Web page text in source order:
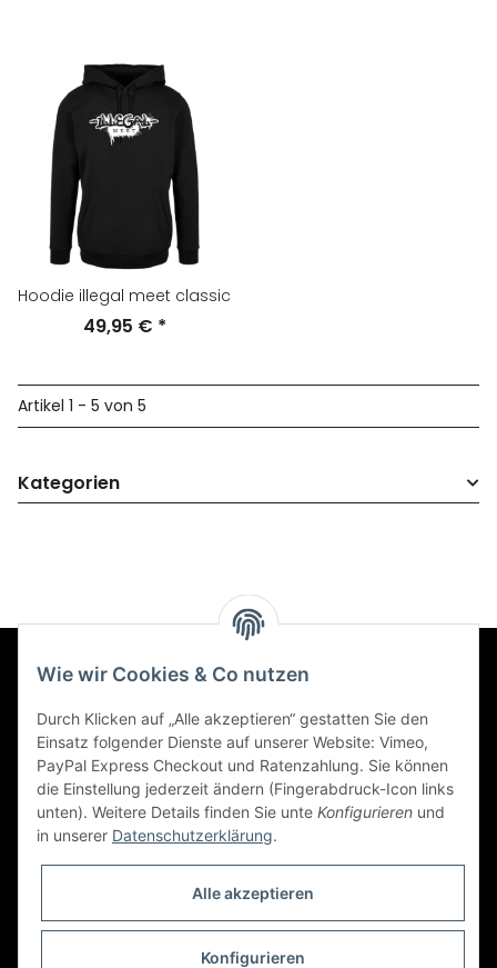
Hoodie illegal meet classic
49,95 € *
Artikel 1 - 5 von 5
Kategorien
Gesetzliche Informationen
Social Engagement
Wie wir Cookies & Co nutzen
Durch Klicken auf „Alle akzeptieren“ gestatten Sie den
Einsatz folgender Dienste auf unserer Website: Vimeo,
PayPal Express Checkout und Ratenzahlung. Sie können
die Einstellung jederzeit ändern (Fingerabdruck-Icon links
unten). Weitere Details finden Sie unte Konfigurieren und
in unserer Datenschutzerklärung.
Alle akzeptieren
Konfigurieren